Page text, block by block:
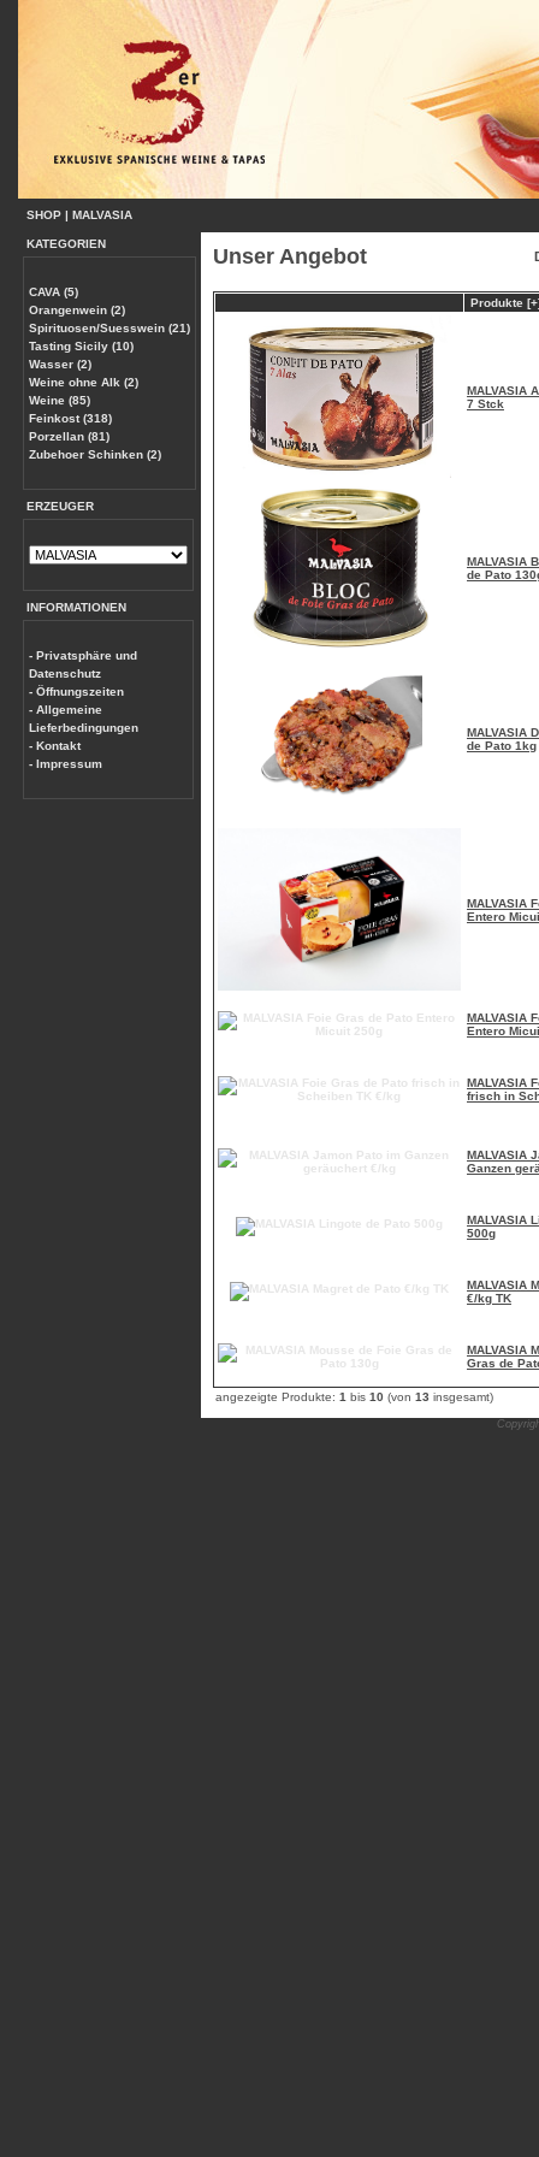
SHOP | MALVASIA
KATEGORIEN
CAVA (5)
Orangenwein (2)
Spirituosen/Suesswein (21)
Tasting Sicily (10)
Wasser (2)
Weine ohne Alk (2)
Weine (85)
Feinkost (318)
Porzellan (81)
Zubehoer Schinken (2)
ERZEUGER
INFORMATIONEN
- Privatsphäre und
Datenschutz
- Öffnungszeiten
- Allgemeine
Lieferbedingungen
- Kontakt
- Impressum
Unser Angebot
Produkte
MALVASIA
7 Stck
MALVASIA
de Pato
MALVASIA
de Pato 1kg
MALVASIA
Entero
MALVASIA
Entero
MALVASIA
frisch in
MALVASIA
Ganzen
MALVASIA
500g
MALVASIA
€/kg TK
MALVASIA
Gras de
angezeigte Produkte: 1 bis 10 (von 13 insgesamt)